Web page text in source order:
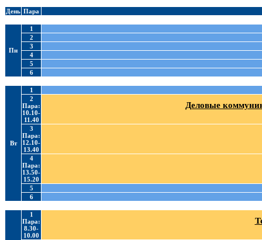
День Пара
Пн
1
2
3
4
5
6
Вт
1
2
Пара:
10.10-
11.40
Деловые
3
Пара:
12.10-
13.40
4
Пара:
13.50-
15.20
5
6
1
Пара:
8.30-
10.00